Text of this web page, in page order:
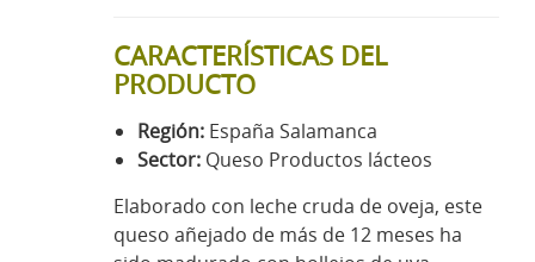
CARACTERÍSTICAS DEL
PRODUCTO
Región: España Salamanca
Sector: Queso Productos lácteos
Elaborado con leche cruda de oveja, este
queso añejado de más de 12 meses ha